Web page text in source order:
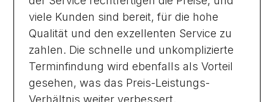
viele Kunden sind bereit, für die hohe
Qualität und den exzellenten Service zu
zahlen. Die schnelle und unkomplizierte
Terminfindung wird ebenfalls als Vorteil
gesehen, was das Preis-Leistungs-
Verhältnis weiter verbessert.